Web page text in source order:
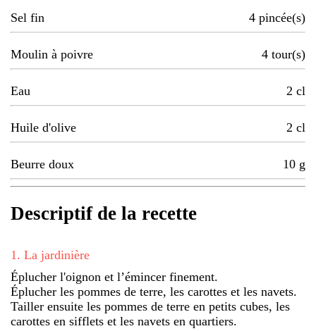
Sel fin 4 pincée(s)
Moulin à poivre 4 tour(s)
Eau 2 cl
Huile d'olive 2 cl
Beurre doux 10 g
Descriptif de la recette
1 . La jardinière
Éplucher l'oignon et l’émincer finement.
Éplucher les pommes de terre, les carottes et les navets.
Tailler ensuite les pommes de terre en petits cubes, les
carottes en sifflets et les navets en quartiers.